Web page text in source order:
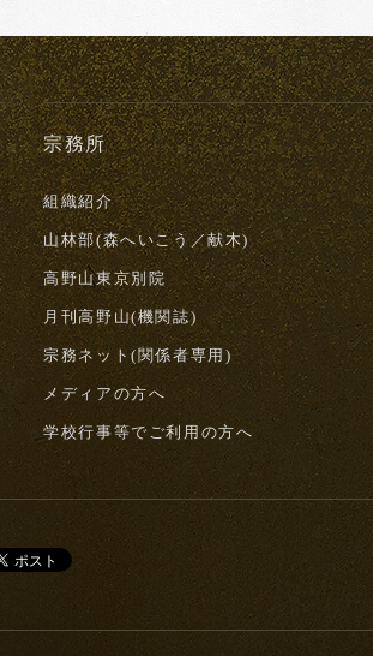
宗務所
組織紹介
山林部(森へいこう／献木)
高野山東京別院
月刊高野山(機関誌)
宗務ネット(関係者専用)
メディアの方へ
学校行事等でご利用の方へ